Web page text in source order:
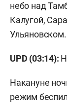
небо над
Калугой,
Ульяновском.
UPD (03:14):
Накануне
режим